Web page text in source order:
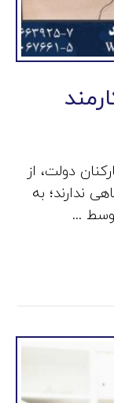
دولت، از
ندارند؛ به
...